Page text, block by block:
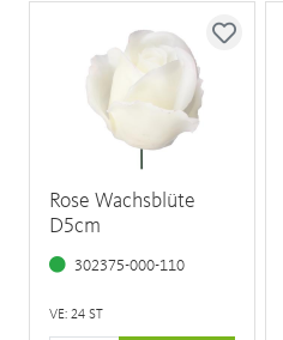
Rose Wachsblüte
D5cm
302375-000-110
VE: 24 ST